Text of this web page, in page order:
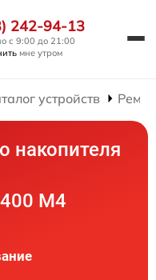
242-94-13
с 9:00 до 21:00
мне утром
устройств
накопителя
M4